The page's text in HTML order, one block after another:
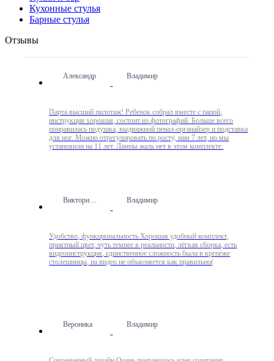
Кухонные стулья
Барные стулья
Отзывы
Александр Владимир
Парта высший пилотаж! Ребенок собрал вместе с папой,
инструкция хорошая, состоит из фотографий. Больше всего
понравилась подушка, выдвижной пенал-органайзер и подставка
для ног. Можно отрегулировать по росту, нам 7 лет, но мы
установили на 11 лет. Лампы жаль нет в этом комплекте.
Виктория Ш. Владимир
Удобство, функциональность Хорошая удобный комплект,
приятный цвет, чуть темнее в реальности, лёгкая сборка, есть
видеоинструкция, единственное сложность была в крепёже
столешницы, на видео не объясняется как правильно(
Вероника Владимир